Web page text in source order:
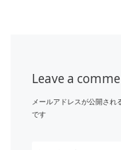
Leave a
メールアドレスが公開され
です